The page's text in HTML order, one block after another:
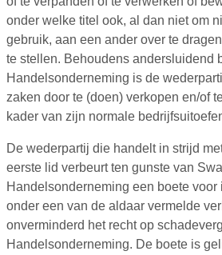
onder welke titel ook, al dan niet om
gebruik, aan een ander over te
te stellen. Behoudens andersluidend
Handelsonderneming is de
zaken door te (doen) verkopen en/of
kader van zijn normale
De wederpartij die handelt in strijd
eerste lid verbeurt ten gunste van
Handelsonderneming een boete
onder een van de aldaar vermelde
onverminderd het recht op
Handelsonderneming. De boete is